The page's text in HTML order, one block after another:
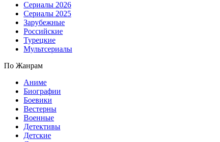
Сериалы 2026
Сериалы 2025
Зарубежные
Российские
Турецкие
Мультсериалы
По Жанрам
Аниме
Биографии
Боевики
Вестерны
Военные
Детективы
Детские